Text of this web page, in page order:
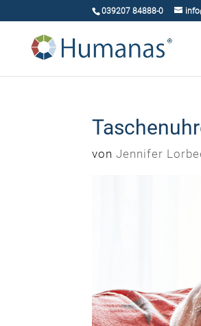
039207 84888-0
vonJennifer